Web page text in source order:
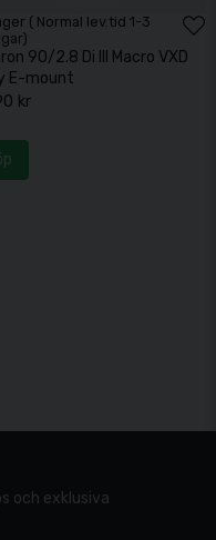
( Normal lev.tid 1-3
90/2.8 Di III Macro VXD
E-mount
kr
och exklusiva